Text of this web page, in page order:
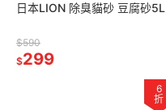
日本LION 除臭貓砂 豆腐砂5L
$590
$299
6
折